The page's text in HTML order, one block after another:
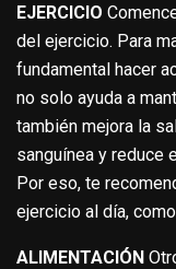
EJERCICIO
del ejercicio. Para
fundamental hacer
no solo ayuda a
también mejora la
sanguínea y reduce
Por eso, te
ejercicio al día,
ALIMENTACIÓN